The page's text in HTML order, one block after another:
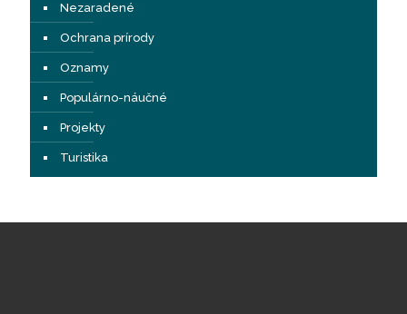
Nezaradené
Ochrana prírody
Oznamy
Populárno-náučné
Projekty
Turistika